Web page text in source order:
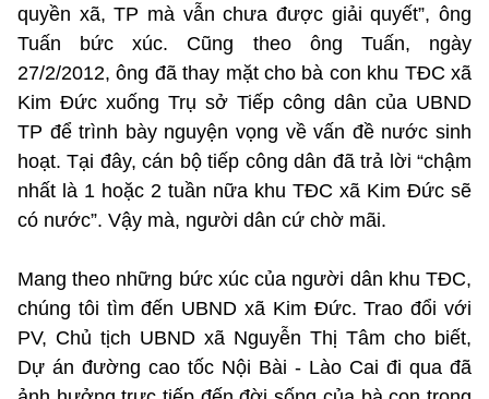
quyền xã, TP mà vẫn chưa được giải quyết”, ông
Tuấn bức xúc. Cũng theo ông Tuấn, ngày
27/2/2012, ông đã thay mặt cho bà con khu TĐC xã
Kim Đức xuống Trụ sở Tiếp công dân của UBND
TP để trình bày nguyện vọng về vấn đề nước sinh
hoạt. Tại đây, cán bộ tiếp công dân đã trả lời “chậm
nhất là 1 hoặc 2 tuần nữa khu TĐC xã Kim Đức sẽ
có nước”. Vậy mà, người dân cứ chờ mãi.
Mang theo những bức xúc của người dân khu TĐC,
chúng tôi tìm đến UBND xã Kim Đức. Trao đổi với
PV, Chủ tịch UBND xã Nguyễn Thị Tâm cho biết,
Dự án đường cao tốc Nội Bài - Lào Cai đi qua đã